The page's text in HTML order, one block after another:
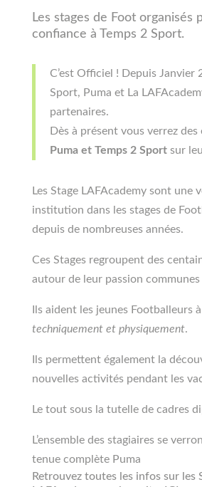
Les stages de Foot organisés
confiance à Temps 2 Sport.
C’est Officiel ! Depuis Janvier
Sport, Puma et La
partenaires.
Dès à présent vous verrez
Puma et Temps 2 Sportsur
Les Stage LAFAcademy sont une
institution dans les stages de
depuis de nombreuses années.
Ces Stages regroupent des
autour de leur passion
Ils aident les jeunes Footballeurs
techniquement et physiquement.
Ils permettent également la
nouvelles activités pendant les
Le tout sous la tutelle de cadres
L’ensemble des stagiaires se
tenue complète Puma
Retrouvez toutes les infos sur les